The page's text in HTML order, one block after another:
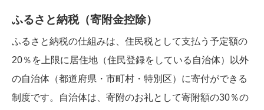
ふるさと納税（寄附金控除）
ふるさと納税の仕組みは、住民税として支払う予定額の
20％を上限に居住地（住民登録をしている自治体）以外
の自治体（都道府県・市町村・特別区）に寄付ができる
制度です。自治体は、寄附のお礼として寄附額の30％の